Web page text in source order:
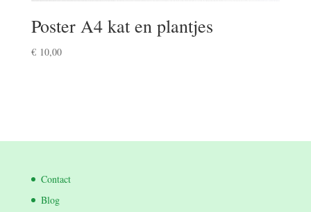
Poster A4 kat en plantjes
€10,00
Contact
Blog